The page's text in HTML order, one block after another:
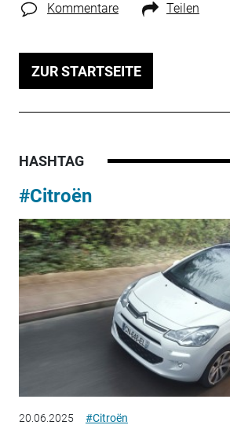
Kommentare Teilen
ZUR STARTSEITE
HASHTAG
#Citroën
20.06.2025 #Citroën